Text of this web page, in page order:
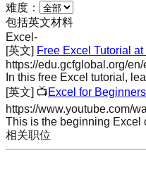
难度：
包括英文材料
Excel -
[英文] Free Excel Tutorial at
https://edu.gcfglobal.org/
In this free Excel tutorial,
[英文] 📺Excel for
https://www.youtube.com/
This is the beginning Excel
相关职位